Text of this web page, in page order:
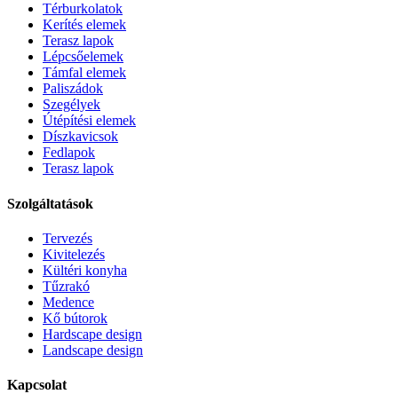
Térburkolatok
Kerítés elemek
Terasz lapok
Lépcsőelemek
Támfal elemek
Paliszádok
Szegélyek
Útépítési elemek
Díszkavicsok
Fedlapok
Terasz lapok
Szolgáltatások
Tervezés
Kivitelezés
Kültéri konyha
Tűzrakó
Medence
Kő bútorok
Hardscape design
Landscape design
Kapcsolat